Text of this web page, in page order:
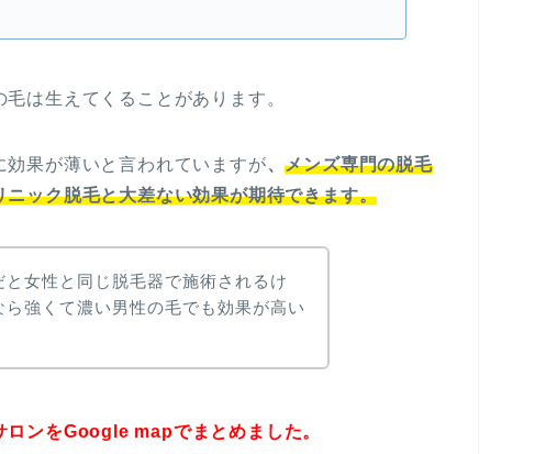
は生えてくることがあります。
果が薄いと言われていますが、メンズ専門の脱毛
ック脱毛と大差ない効果が期待できます。
女性と同じ脱毛器で施術されるけ
強くて濃い男性の毛でも効果が高い
ンをGoogle mapでまとめました。